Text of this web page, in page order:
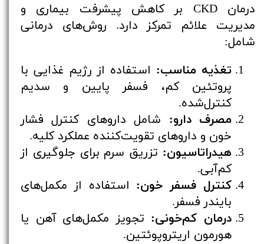
درمان CKD بر کاهش پیشرفت بیماری و
مدیریت علائم تمرکز دارد. روش‌های درمانی
شامل:
تغذیه مناسب: استفاده از رژیم غذایی با
پروتئین کم، فسفر پایین و سدیم
کنترل‌شده.
مصرف دارو: شامل داروهای کنترل فشار
خون و داروهای تقویت‌کننده عملکرد کلیه.
هیدراتاسیون: تزریق سرم برای جلوگیری از
کم‌آبی.
کنترل فسفر خون: استفاده از مکمل‌های
بایندر فسفر.
درمان کم‌خونی: تجویز مکمل‌های آهن یا
هورمون اریتروپوئتین.